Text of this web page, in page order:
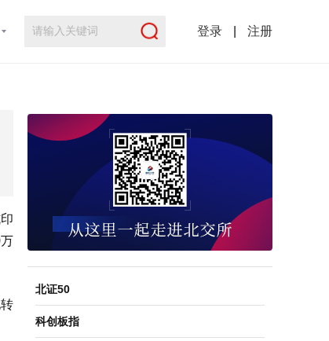
登录 注册
北证50
科创板指